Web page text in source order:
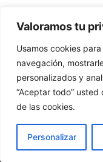
Valoramos tu
Usamos cookies
navegación,
personalizados y
“Aceptar todo”
de las cookies.
Personalizar
Redes Cristianas
Una mirada alternativa
- Colectivos de Redes